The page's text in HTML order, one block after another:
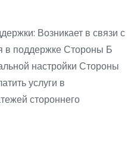
Возникает в связи с
в поддержке Стороны Б
настройки Стороны
услуги в
стороннего